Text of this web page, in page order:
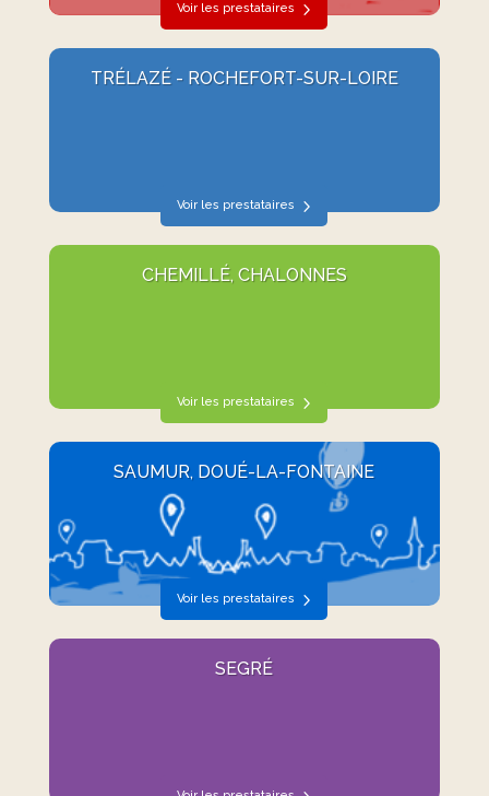
Voir les prestataires
TRÉLAZÉ - ROCHEFORT-SUR-LOIRE
Voir les prestataires
CHEMILLÉ, CHALONNES
Voir les prestataires
SAUMUR, DOUÉ-LA-FONTAINE
Voir les prestataires
SEGRÉ